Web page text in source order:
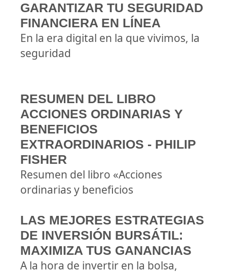
GARANTIZAR TU SEGURIDAD
FINANCIERA EN LÍNEA
En la era digital en la que vivimos, la
seguridad
RESUMEN DEL LIBRO
ACCIONES ORDINARIAS Y
BENEFICIOS
EXTRAORDINARIOS - PHILIP
FISHER
Resumen del libro «Acciones
ordinarias y beneficios
LAS MEJORES ESTRATEGIAS
DE INVERSIÓN BURSÁTIL:
MAXIMIZA TUS GANANCIAS
A la hora de invertir en la bolsa,